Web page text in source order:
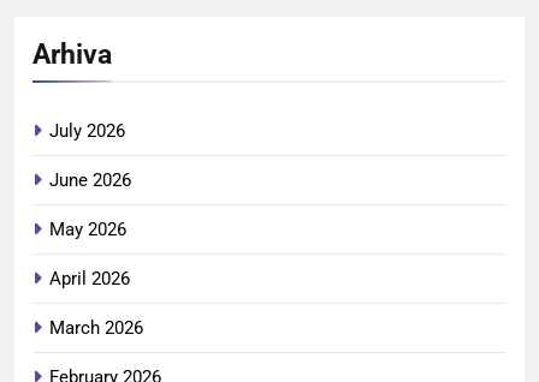
Arhiva
July 2026
June 2026
May 2026
April 2026
March 2026
February 2026